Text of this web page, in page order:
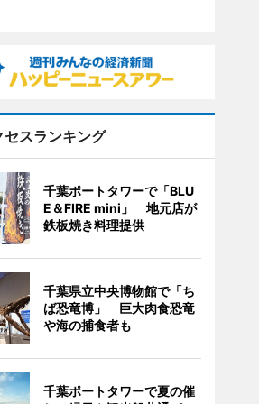
セスランキング
千葉ポートタワーで「BLU
E＆FIRE mini」 地元店が
鉄板焼き料理提供
千葉県立中央博物館で「ち
ば恐竜博」 巨大肉食恐竜
や海の捕食者も
千葉ポートタワーで夏の催